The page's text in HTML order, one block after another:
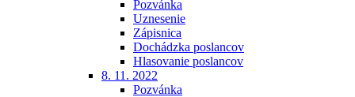
Pozvánka
Uznesenie
Zápisnica
Dochádzka poslancov
Hlasovanie poslancov
8. 11. 2022
Pozvánka